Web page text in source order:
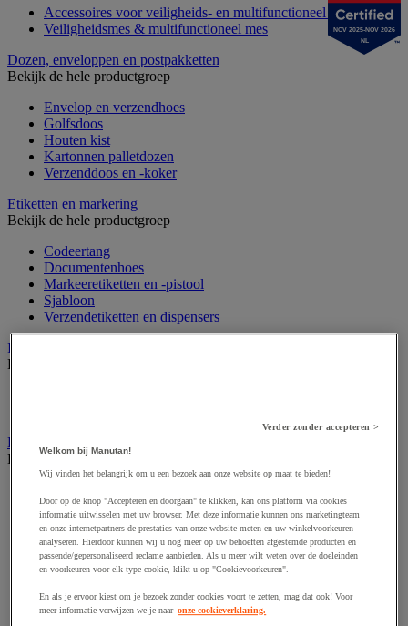
Accessoires voor veiligheids- en multifunctioneel mes
Veiligheidsmes & multifunctioneel mes
Dozen, enveloppen en postpakketten
Bekijk de hele productgroep
Envelop en verzendhoes
Golfsdoos
Houten kist
Kartonnen palletdozen
Verzenddoos en -koker
Etiketten en markering
Bekijk de hele productgroep
Codeertang
Documentenhoes
Markeeretiketten en -pistool
Sjabloon
Verzendetiketten en dispensers
Inpaktafel met afroller
Bekijk de hele productgroep
Lijmen, nieten en hechten
Bekijk de hele productgroep
Inpakkende nietmachine
Lijmpistool
PVC tape
Specifiek tape
Tape
Touw
NOV 2025-NOV 2026
NL
Verder zonder accepteren >
Welkom bij Manutan!
Wij vinden het belangrijk om u een bezoek aan onze website op maat te bieden!
Door op de knop "Accepteren en doorgaan" te klikken, kan ons platform via cookies
informatie uitwisselen met uw browser. Met deze informatie kunnen ons marketingteam
en onze internetpartners de prestaties van onze website meten en uw winkelvoorkeuren
analyseren. Hierdoor kunnen wij u nog meer op uw behoeften afgestemde producten en
passende/gepersonaliseerd reclame aanbieden. Als u meer wilt weten over de doeleinden
en voorkeuren voor elk type cookie, klikt u op "Cookievoorkeuren".
En als je ervoor kiest om je bezoek zonder cookies voort te zetten, mag dat ook! Voor
meer informatie verwijzen we je naar onze cookieverklaring.